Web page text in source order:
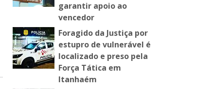
garantir apoio ao
vencedor
Foragido da Justiça por
estupro de vulnerável é
localizado e preso pela
Força Tática em
Itanhaém